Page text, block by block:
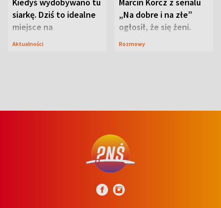
Kiedyś wydobywano tu
siarkę. Dziś to idealne
miejsce na
wypoczynek
Aktualności
Marcin Korcz z serialu
„Na dobre i na złe”
ogłosił, że się żeni.
Zdradził, co zmienił
Rozmowy